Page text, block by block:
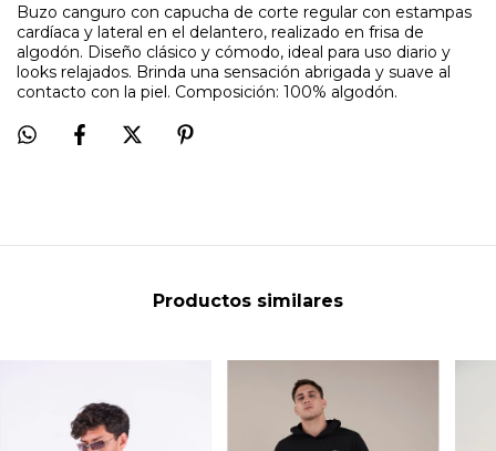
Buzo canguro con capucha de corte regular con estampas
cardíaca y lateral en el delantero, realizado en frisa de
algodón. Diseño clásico y cómodo, ideal para uso diario y
looks relajados. Brinda una sensación abrigada y suave al
contacto con la piel. Composición: 100% algodón.
Productos similares